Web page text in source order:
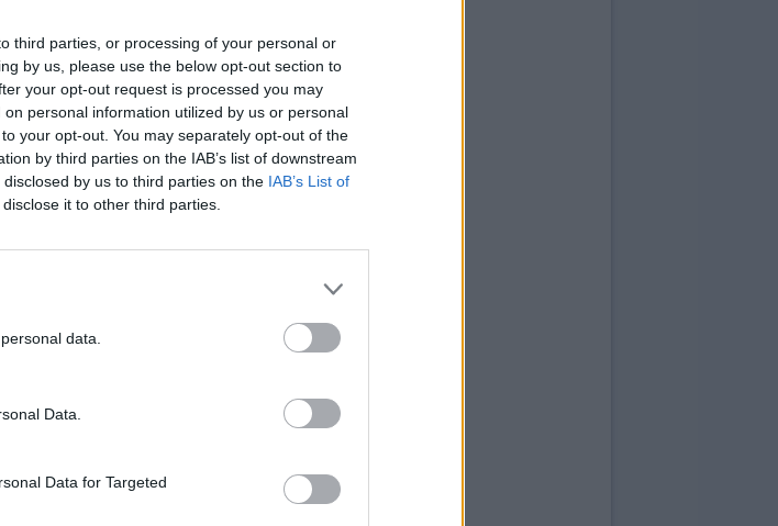
third parties, or processing of your personal or
by us, please use the below opt-out section to
your opt-out request is processed you may
personal information utilized by us or personal
your opt-out. You may separately opt-out of the
by third parties on the IAB’s list of downstream
by us to third parties on the IAB’s List of
it to other third parties.
data.
Data.
Data for Targeted
a voto